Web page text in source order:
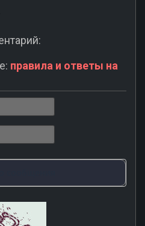
правила и ответы на